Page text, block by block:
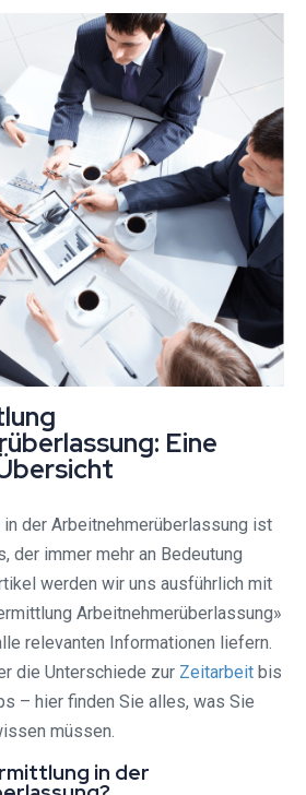
Eine
der Arbeitnehmerüberlassung ist
der immer mehr an Bedeutung
werden wir uns ausführlich mit
Arbeitnehmerüberlassung»
relevanten Informationen liefern.
die Unterschiede zur Zeitarbeit bis
– hier finden Sie alles, was Sie
müssen.
in der